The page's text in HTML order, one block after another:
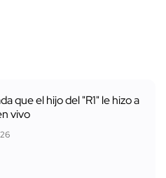
que el hijo del "R1" le hizo a
vivo